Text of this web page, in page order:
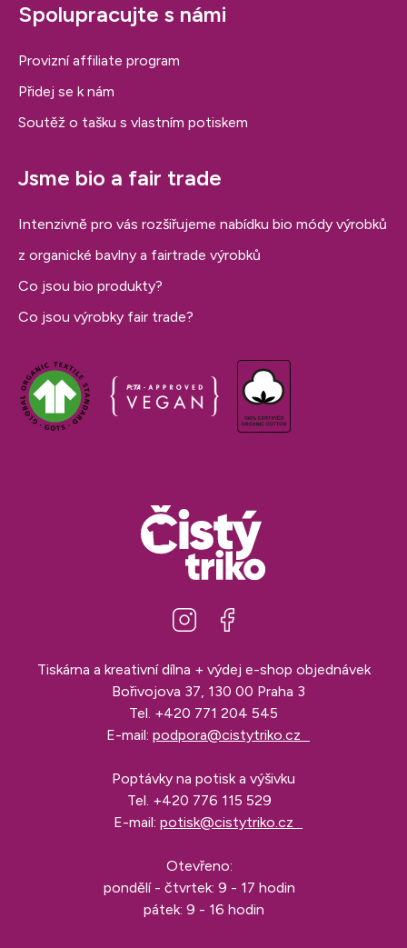
Spolupracujte s námi
Provizní affiliate program
Přidej se k nám
Soutěž o tašku s vlastním potiskem
Jsme bio a fair trade
Intenzivně pro vás rozšiřujeme nabídku bio módy výrobků
z organické bavlny a fairtrade výrobků
Co jsou bio produkty?
Co jsou výrobky fair trade?
Tiskárna a kreativní dílna + výdej e-shop objednávek
Bořivojova 37, 130 00 Praha 3
Tel. +420 771 204 545
E-mail: podpora@cistytriko.cz
Poptávky na potisk a výšivku
Tel. +420 776 115 529
E-mail: potisk@cistytriko.cz
Otevřeno:
pondělí - čtvrtek: 9 - 17 hodin
pátek: 9 - 16 hodin